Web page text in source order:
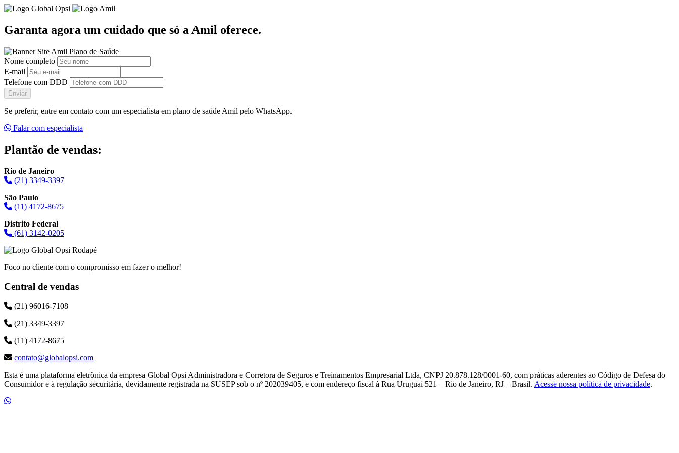
Garanta agora um cuidado que só a Amil oferece.
Nome completo
E-mail
Telefone com DDD
Enviar
Se preferir, entre em contato com um especialista em plano de saúde Amil pelo WhatsApp.
Falar com especialista
Plantão de vendas:
Rio de Janeiro
(21) 3349-3397
São Paulo
(11) 4172-8675
Distrito Federal
(61) 3142-0205
Foco no cliente com o compromisso em fazer o melhor!
Central de vendas
(21) 96016-7108
(21) 3349-3397
(11) 4172-8675
contato@globalopsi.com
Esta é uma plataforma eletrônica da empresa Global Opsi Administradora e Corretora de Seguros e Treinamentos Empresarial Ltda, CNPJ 20.878.128/0001-60, com práticas aderentes ao Código de Defesa do
Consumidor e à regulação securitária, devidamente registrada na SUSEP sob o nº 202039405, e com endereço fiscal à Rua Uruguai 521 – Rio de Janeiro, RJ – Brasil. Acesse nossa política de privacidade.